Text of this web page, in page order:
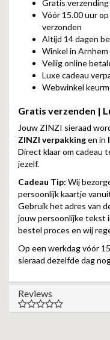
Gratis verzending
Vóór 15.00 uur
verzonden
Altijd 14 dagen
Winkel in
Veilig online
Luxe cadeau
Webwinkel
Gratis verzenden |
Jouw ZINZI sieraad
ZINZI verpakkingen in
Direct klaar om cadeau
jezelf.
Cadeau Tip: Wij
persoonlijk kaartje
Gebruik het adres van
jouw persoonlijke tekst
bestel proces en wij
Op een werkdag vóór
sieraad dezelfde dag
Reviews